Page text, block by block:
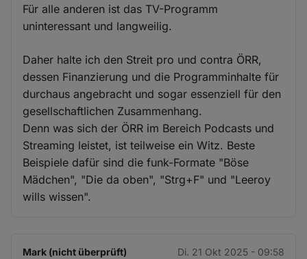
Für alle anderen ist das TV-Programm
uninteressant und langweilig.
Daher halte ich den Streit pro und contra ÖRR,
dessen Finanzierung und die Programminhalte für
durchaus angebracht und sogar essenziell für den
gesellschaftlichen Zusammenhang.
Denn was sich der ÖRR im Bereich Podcasts und
Streaming leistet, ist teilweise ein Witz. Beste
Beispiele dafür sind die funk-Formate "Böse
Mädchen", "Die da oben", "Strg+F" und "Leeroy
wills wissen".
Mark (nicht überprüft) Di. 21 Okt 2025 - 09:58